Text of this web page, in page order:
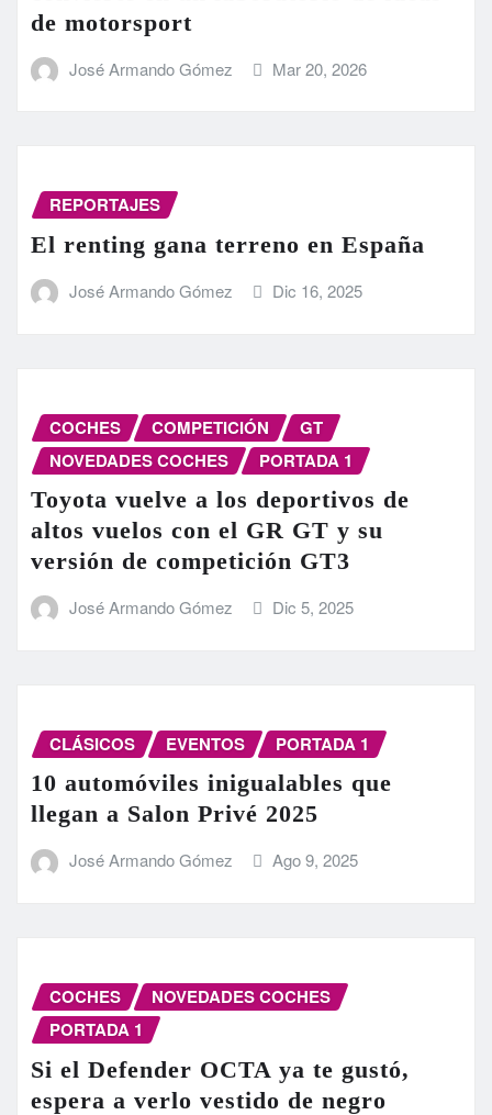
de motorsport
José Armando Gómez Mar 20, 2026
REPORTAJES
El renting gana terreno en España
José Armando Gómez Dic 16, 2025
COCHES COMPETICIÓN
GT
NOVEDADES COCHES
PORTADA 1
Toyota vuelve a los deportivos de
altos vuelos con el GR GT y su
versión de competición GT3
José Armando Gómez Dic 5, 2025
CLÁSICOS EVENTOS PORTADA 1
10 automóviles inigualables que
llegan a Salon Privé 2025
José Armando Gómez Ago 9, 2025
COCHES
NOVEDADES COCHES
PORTADA 1
Si el Defender OCTA ya te gustó,
espera a verlo vestido de negro